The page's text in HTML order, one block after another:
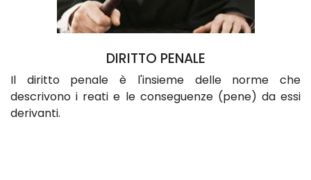
DIRITTO PENALE
Il diritto penale è l'insieme delle norme che
descrivono i reati e le conseguenze (pene) da essi
derivanti.